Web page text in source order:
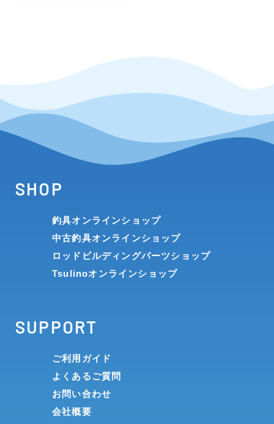
SHOP
釣具オンラインショップ
中古釣具オンラインショップ
ロッドビルディングパーツショップ
Tsulinoオンラインショップ
SUPPORT
ご利用ガイド
よくあるご質問
お問い合わせ
会社概要